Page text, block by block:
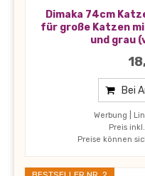
Dimaka 74cm
für große Katzen
und grau
Bei
Werbung |
Preis
Preise können